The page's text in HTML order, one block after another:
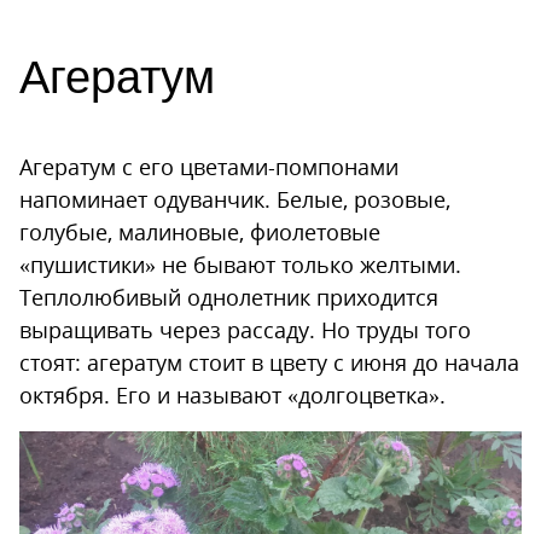
Агератум
Агератум с его цветами-помпонами
напоминает одуванчик. Белые, розовые,
голубые, малиновые, фиолетовые
«пушистики» не бывают только желтыми.
Теплолюбивый однолетник приходится
выращивать через рассаду. Но труды того
стоят: агератум стоит в цвету с июня до начала
октября. Его и называют «долгоцветка».